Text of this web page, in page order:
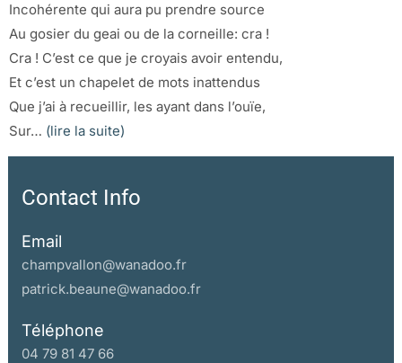
Incohérente qui aura pu prendre source
Au gosier du geai ou de la corneille: cra !
Cra ! C’est ce que je croyais avoir entendu,
Et c’est un chapelet de mots inattendus
Que j’ai à recueillir, les ayant dans l’ouïe,
Sur… (lire la suite)
Contact Info
Email
champvallon@wanadoo.fr
patrick.beaune@wanadoo.fr
Téléphone
04 79 81 47 66